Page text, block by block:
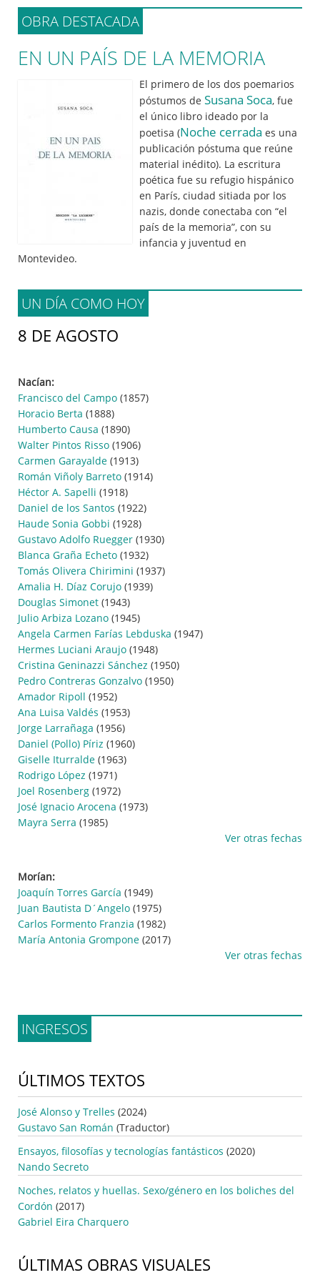
OBRA DESTACADA
EN UN PAÍS DE LA MEMORIA
El primero de los dos poemarios
póstumos de Susana Soca, fue
el único libro ideado por la
poetisa (Noche cerrada es una
publicación póstuma que reúne
material inédito). La escritura
poética fue su refugio hispánico
en París, ciudad sitiada por los
nazis, donde conectaba con “el
país de la memoria”, con su
infancia y juventud en
Montevideo.
UN DÍA COMO HOY
8 DE AGOSTO
Nacían:
Francisco del Campo (1857)
Horacio Berta (1888)
Humberto Causa (1890)
Walter Pintos Risso (1906)
Carmen Garayalde (1913)
Román Viñoly Barreto (1914)
Héctor A. Sapelli (1918)
Daniel de los Santos (1922)
Haude Sonia Gobbi (1928)
Gustavo Adolfo Ruegger (1930)
Blanca Graña Echeto (1932)
Tomás Olivera Chirimini (1937)
Amalia H. Díaz Corujo (1939)
Douglas Simonet (1943)
Julio Arbiza Lozano (1945)
Angela Carmen Farías Lebduska (1947)
Hermes Luciani Araujo (1948)
Cristina Geninazzi Sánchez (1950)
Pedro Contreras Gonzalvo (1950)
Amador Ripoll (1952)
Ana Luisa Valdés (1953)
Jorge Larrañaga (1956)
Daniel (Pollo) Píriz (1960)
Giselle Iturralde (1963)
Rodrigo López (1971)
Joel Rosenberg (1972)
José Ignacio Arocena (1973)
Mayra Serra (1985)
Ver otras fechas
Morían:
Joaquín Torres García (1949)
Juan Bautista D´Angelo (1975)
Carlos Formento Franzia (1982)
María Antonia Grompone (2017)
Ver otras fechas
INGRESOS
ÚLTIMOS TEXTOS
José Alonso y Trelles (2024)
Gustavo San Román (Traductor)
Ensayos, filosofías y tecnologías fantásticos (2020)
Nando Secreto
Noches, relatos y huellas. Sexo/género en los boliches del
Cordón (2017)
Gabriel Eira Charquero
ÚLTIMAS OBRAS VISUALES